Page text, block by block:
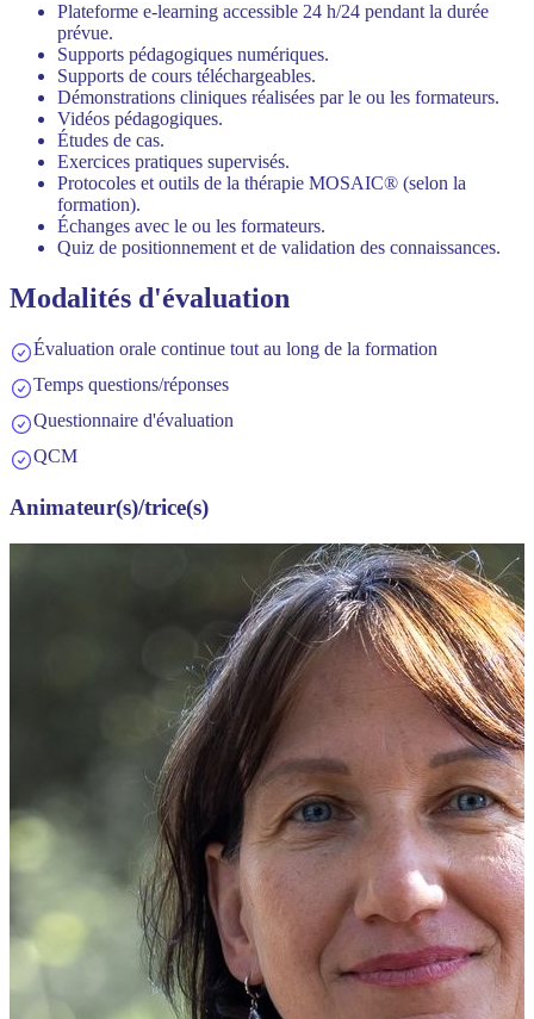
Plateforme e-learning accessible 24 h/24 pendant la durée
prévue.
Supports pédagogiques numériques.
Supports de cours téléchargeables.
Démonstrations cliniques réalisées par le ou les formateurs.
Vidéos pédagogiques.
Études de cas.
Exercices pratiques supervisés.
Protocoles et outils de la thérapie MOSAIC® (selon la
formation).
Échanges avec le ou les formateurs.
Quiz de positionnement et de validation des connaissances.
Modalités d'évaluation
Évaluation orale continue tout au long de la formation
Temps questions/réponses
Questionnaire d'évaluation
QCM
Animateur(s)/trice(s)